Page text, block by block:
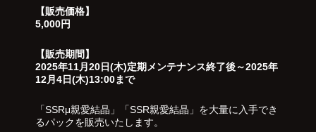
【販売価格】
5,000円
【販売期間】
2025年11月20日(木)定期メンテナンス終了後～2025年
12月4日(木)13:00まで
「SSRμ親愛結晶」「SSR親愛結晶」を大量に入手でき
るパックを販売いたします。